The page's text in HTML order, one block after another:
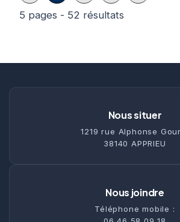
5 pages - 52 résultats
Nous situer
1219 rue Alphonse
38140 APPRIEU
Nous joindre
Téléphone mobile :